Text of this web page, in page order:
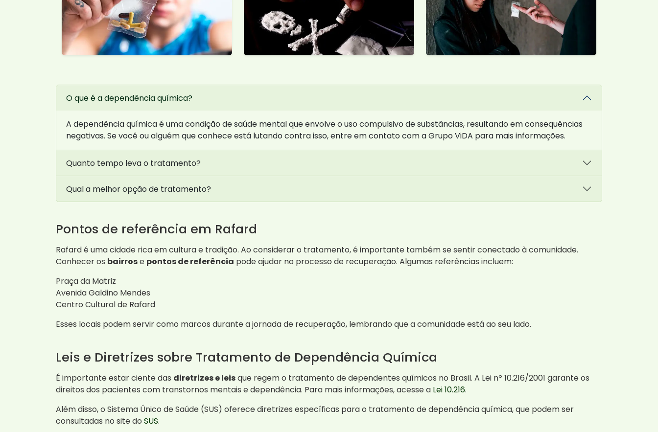
O que é a dependência química?
A dependência química é uma condição de saúde mental que envolve o uso compulsivo de substâncias, resultando em consequências
negativas. Se você ou alguém que conhece está lutando contra isso, entre em contato com a Grupo ViDA para mais informações.
Quanto tempo leva o tratamento?
Qual a melhor opção de tratamento?
Pontos de referência em Rafard
Rafard é uma cidade rica em cultura e tradição. Ao considerar o tratamento, é importante também se sentir conectado à comunidade.
Conhecer os bairrose pontos de referência pode ajudar no processo de recuperação. Algumas referências incluem:
Praça da Matriz
Avenida Galdino Mendes
Centro Cultural de Rafard
Esses locais podem servir como marcos durante a jornada de recuperação, lembrando que a comunidade está ao seu lado.
Leis e Diretrizes sobre Tratamento de Dependência Química
É importante estar ciente das diretrizes e leisque regem o tratamento de dependentes químicos no Brasil. A Lei nº 10.216/2001 garante os
direitos dos pacientes com transtornos mentais e dependência. Para mais informações, acesse a Lei 10.216.
Além disso, o Sistema Único de Saúde (SUS) oferece diretrizes específicas para o tratamento de dependência química, que podem ser
consultadas no site do SUS.